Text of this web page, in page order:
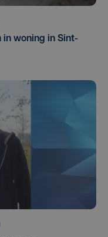
in woning in Sint-